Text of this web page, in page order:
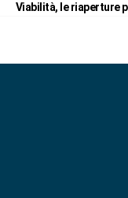
Viabilità, le riaperture